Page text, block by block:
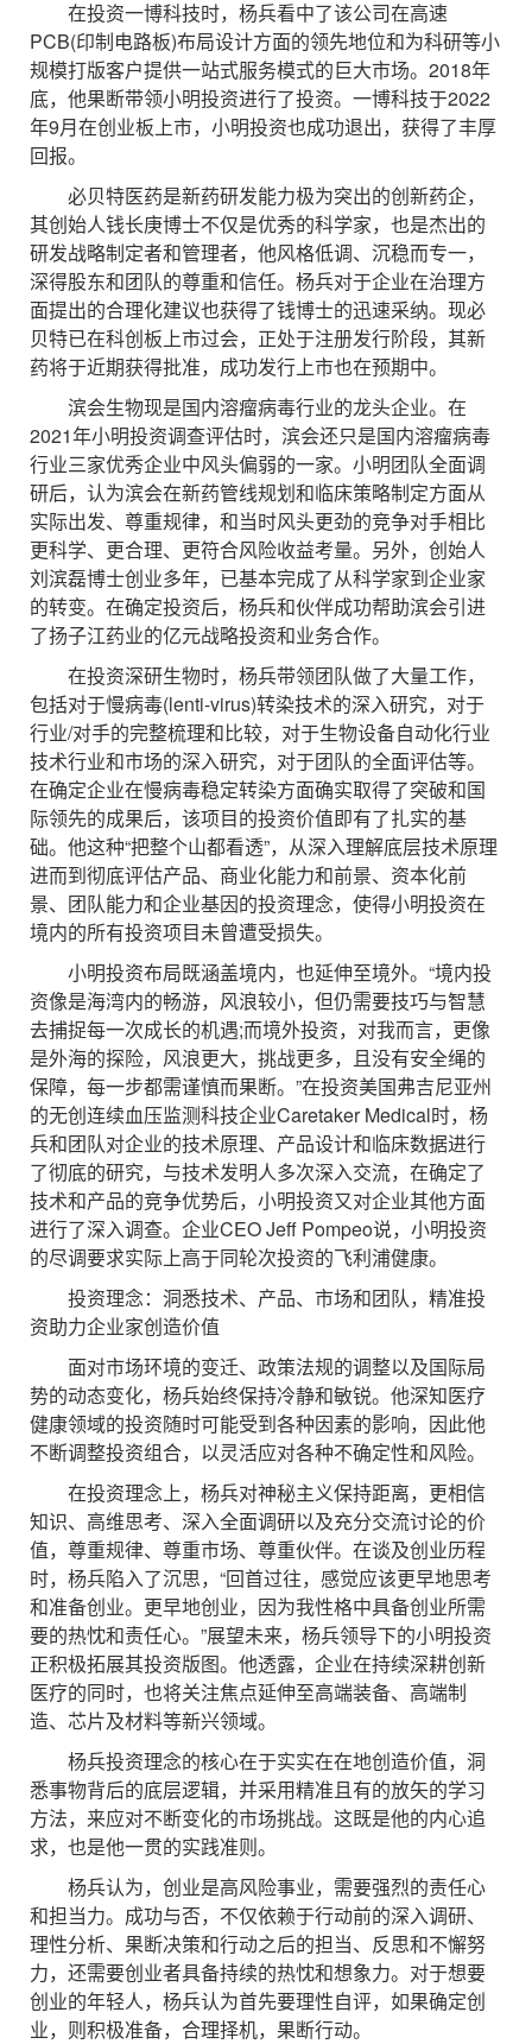
在投资一博科技时，杨兵看中了该公司在高速
PCB(印制电路板)布局设计方面的领先地位和为科研等小
规模打版客户提供一站式服务模式的巨大市场。2018年
底，他果断带领小明投资进行了投资。一博科技于2022
年9月在创业板上市，小明投资也成功退出，获得了丰厚
回报。
必贝特医药是新药研发能力极为突出的创新药企，
其创始人钱长庚博士不仅是优秀的科学家，也是杰出的
研发战略制定者和管理者，他风格低调、沉稳而专一，
深得股东和团队的尊重和信任。杨兵对于企业在治理方
面提出的合理化建议也获得了钱博士的迅速采纳。现必
贝特已在科创板上市过会，正处于注册发行阶段，其新
药将于近期获得批准，成功发行上市也在预期中。
滨会生物现是国内溶瘤病毒行业的龙头企业。在
2021年小明投资调查评估时，滨会还只是国内溶瘤病毒
行业三家优秀企业中风头偏弱的一家。小明团队全面调
研后，认为滨会在新药管线规划和临床策略制定方面从
实际出发、尊重规律，和当时风头更劲的竞争对手相比
更科学、更合理、更符合风险收益考量。另外，创始人
刘滨磊博士创业多年，已基本完成了从科学家到企业家
的转变。在确定投资后，杨兵和伙伴成功帮助滨会引进
了扬子江药业的亿元战略投资和业务合作。
在投资深研生物时，杨兵带领团队做了大量工作，
包括对于慢病毒(lenti-virus)转染技术的深入研究，对于
行业/对手的完整梳理和比较，对于生物设备自动化行业
技术行业和市场的深入研究，对于团队的全面评估等。
在确定企业在慢病毒稳定转染方面确实取得了突破和国
际领先的成果后，该项目的投资价值即有了扎实的基
础。他这种“把整个山都看透”，从深入理解底层技术原理
进而到彻底评估产品、商业化能力和前景、资本化前
景、团队能力和企业基因的投资理念，使得小明投资在
境内的所有投资项目未曾遭受损失。
小明投资布局既涵盖境内，也延伸至境外。“境内投
资像是海湾内的畅游，风浪较小，但仍需要技巧与智慧
去捕捉每一次成长的机遇;而境外投资，对我而言，更像
是外海的探险，风浪更大，挑战更多，且没有安全绳的
保障，每一步都需谨慎而果断。”在投资美国弗吉尼亚州
的无创连续血压监测科技企业Caretaker Medical时，杨
兵和团队对企业的技术原理、产品设计和临床数据进行
了彻底的研究，与技术发明人多次深入交流，在确定了
技术和产品的竞争优势后，小明投资又对企业其他方面
进行了深入调查。企业CEO Jeff Pompeo说，小明投资
的尽调要求实际上高于同轮次投资的飞利浦健康。
投资理念：洞悉技术、产品、市场和团队，精准投
资助力企业家创造价值
面对市场环境的变迁、政策法规的调整以及国际局
势的动态变化，杨兵始终保持冷静和敏锐。他深知医疗
健康领域的投资随时可能受到各种因素的影响，因此他
不断调整投资组合，以灵活应对各种不确定性和风险。
在投资理念上，杨兵对神秘主义保持距离，更相信
知识、高维思考、深入全面调研以及充分交流讨论的价
值，尊重规律、尊重市场、尊重伙伴。在谈及创业历程
时，杨兵陷入了沉思，“回首过往，感觉应该更早地思考
和准备创业。更早地创业，因为我性格中具备创业所需
要的热忱和责任心。”展望未来，杨兵领导下的小明投资
正积极拓展其投资版图。他透露，企业在持续深耕创新
医疗的同时，也将关注焦点延伸至高端装备、高端制
造、芯片及材料等新兴领域。
杨兵投资理念的核心在于实实在在地创造价值，洞
悉事物背后的底层逻辑，并采用精准且有的放矢的学习
方法，来应对不断变化的市场挑战。这既是他的内心追
求，也是他一贯的实践准则。
杨兵认为，创业是高风险事业，需要强烈的责任心
和担当力。成功与否，不仅依赖于行动前的深入调研、
理性分析、果断决策和行动之后的担当、反思和不懈努
力，还需要创业者具备持续的热忱和想象力。对于想要
创业的年轻人，杨兵认为首先要理性自评，如果确定创
业，则积极准备，合理择机，果断行动。